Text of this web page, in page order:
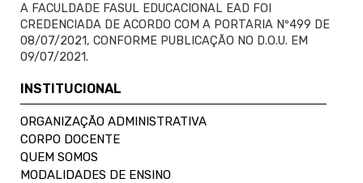
A FACULDADE FASUL EDUCACIONAL EAD FOI
CREDENCIADA DE ACORDO COM A PORTARIA Nº499 DE
08/07/2021, CONFORME PUBLICAÇÃO NO D.O.U. EM
09/07/2021.
INSTITUCIONAL
ORGANIZAÇÃO ADMINISTRATIVA
CORPO DOCENTE
QUEM SOMOS
MODALIDADES DE ENSINO